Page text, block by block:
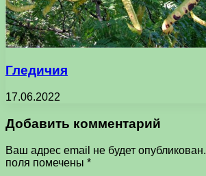
Гледичия
17.06.2022
Добавить комментарий
Ваш адрес email не будет опубликован.
поля помечены *